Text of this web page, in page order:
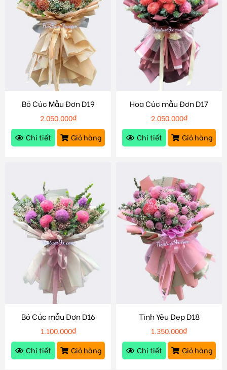
Bó Cúc Mẫu Đơn D19
2.050.000₫
Chi tiết
Giỏ hàng
Hoa Cúc mẫu Đơn D17
2.050.000₫
Chi tiết
Giỏ hàng
Bó Cúc mẫu Đơn D16
1.100.000₫
Chi tiết
Giỏ hàng
Tình Yêu Đẹp D18
1.350.000₫
Chi tiết
Giỏ hàng